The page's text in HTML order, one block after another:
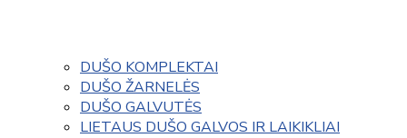
DUŠO KOMPLEKTAI
DUŠO ŽARNELĖS
DUŠO GALVUTĖS
LIETAUS DUŠO GALVOS IR LAIKIKLIAI